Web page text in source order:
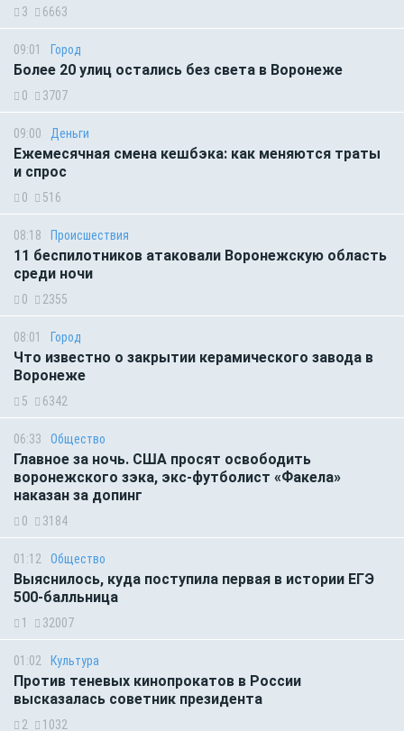
3 6663
09:01 Город
Более 20 улиц остались без света в Воронеже
0 3707
09:00 Деньги
Ежемесячная смена кешбэка: как меняются траты
и спрос
0 516
08:18 Происшествия
11 беспилотников атаковали Воронежскую область
среди ночи
0 2355
08:01 Город
Что известно о закрытии керамического завода в
Воронеже
5 6342
06:33 Общество
Главное за ночь. CША просят освободить
воронежского зэка, экс-футболист «Факела»
наказан за допинг
0 3184
01:12 Общество
Выяснилось, куда поступила первая в истории ЕГЭ
500-балльница
1 32007
01:02 Культура
Против теневых кинопрокатов в России
высказалась советник президента
2 1032